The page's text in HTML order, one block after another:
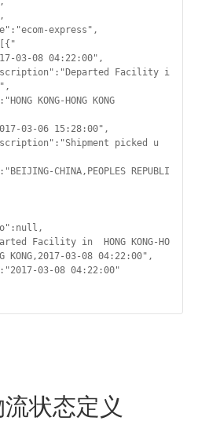
KONG,2017-03-08 04:22:00",
状态定义